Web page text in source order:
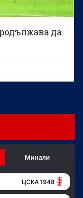
да
Минали
ЦСКА 1948